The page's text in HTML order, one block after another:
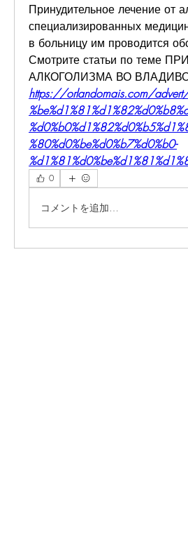
Принудительное лечение от
специализированных
в больницу им проводится
Смотрите статьи по теме
АЛКОГОЛИЗМА ВО
https://orlandomais.com/advert/
%80%d0%be%d0%b7%d0%b0-
0
コメントを追加…